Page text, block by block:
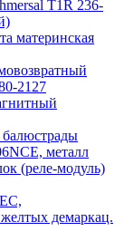
T1R 236-
материнская
2127
металл
(реле-модуль)
демаркац.